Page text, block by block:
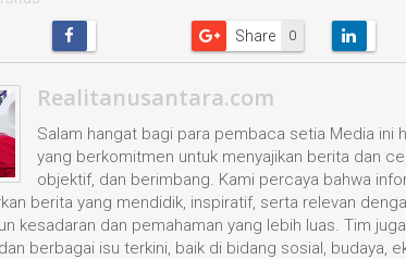
0
Share
Realitanusantara.com
Salam hangat bagi para pembaca setia Media ini
yang berkomitmen untuk menyajikan berita dan
objektif, dan berimbang. Kami percaya bahwa
berita yang mendidik, inspiratif, serta relevan
kesadaran dan pemahaman yang lebih luas. Tim
berbagai isu terkini, baik di bidang sosial, budaya,